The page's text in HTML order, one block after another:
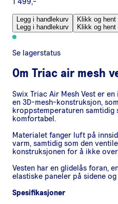
Legg i handlekurv
Legg i handlekurv
Klikk og hent
Klikk og hent
Se lagerstatus
Om Triac air mesh
Swix Triac Air Mesh Vest er
en 3D-mesh-konstruksjon,
kroppstemperaturen samtidig
komfortabel.
Materialet fanger luft på
varm, samtidig som den
konstruksjonen for å ikke
Vesten har en glidelås foran,
elastiske paneler på sidene
Spesifikasjoner